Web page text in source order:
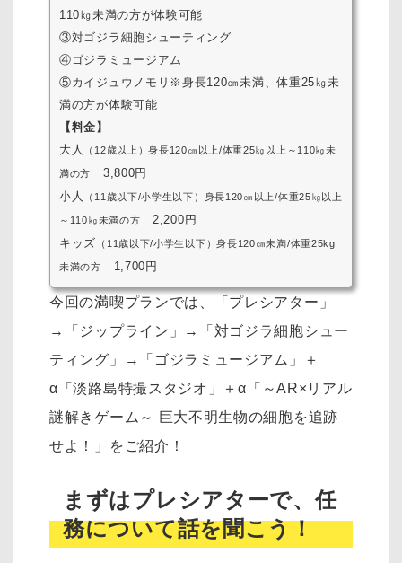
110㎏未満の方が体験可能
③対ゴジラ細胞シューティング
④ゴジラミュージアム
⑤カイジュウノモリ※身長120㎝未満、体重25㎏未
満の方が体験可能
【料金】
大人
（12歳以上）身長120㎝以上/体重25㎏以上～110㎏未
満の方
3,800円
小人
（11歳以下/小学生以下）身長120㎝以上/体重25㎏以上
～110㎏未満の方
2,200円
キッズ （11歳以下/小学生以下）身長120㎝未満/体重25kg
未満の方 1,700円
今回の満喫プランでは、「プレシアター」
→「ジップライン」→「対ゴジラ細胞シュー
ティング」→「ゴジラミュージアム」＋
α「淡路島特撮スタジオ」＋α「 ～AR×リアル
謎解きゲーム～ 巨大不明生物の細胞を追跡
せよ！
」をご紹介！
まずはプレシアターで、任
務について話を聞こう！